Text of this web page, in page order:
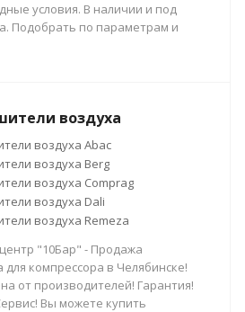
условия. В наличии и под
Подобрать по параметрам и
воздуха
воздуха Abac
воздуха Berg
воздуха Comprag
воздуха Dali
воздуха Remeza
"10Бар" - Продажа
компрессора в Челябинске!
от производителей! Гарантия!
Вы можете купить